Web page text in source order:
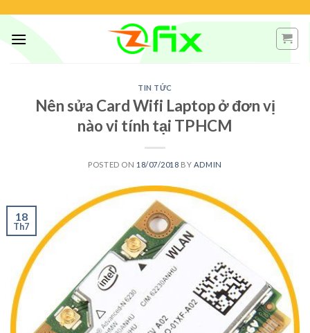
content
TIN TỨC
Nên sửa Card Wifi Laptop ở đơn vị
nào vi tính tại TPHCM
POSTED ON 18/07/2018 BY ADMIN
18
Th7